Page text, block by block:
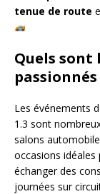
tenue de route
Quels sont
passionnés
Les événements
1.3 sont
salons
occasions idéales
échanger des
journées sur